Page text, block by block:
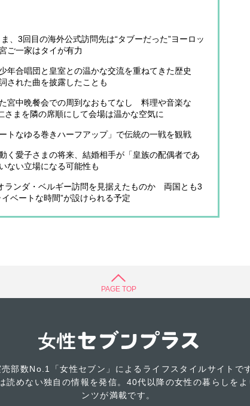
、3回目の海外公式訪問先は“タブーだった”ヨーロッ
ご一家はタイが有力
年合唱団と皇室との温かな交流を重ねてきた歴史
された曲を披露したことも
宮中晩餐会での周到なおもてなし 料理や音楽な
まを隣の席順にして会場は温かな空気に
トなゆる巻きハーフアップ」で伝統の一戦を観戦
く愛子さまの将来、結婚相手が「皇族の配偶者であ
ない立場になる可能性も
ランダ・ベルギー訪問を見据えたものか 両国とも3
ベートな時間”が設けられる予定
PAGE TOP
売部数No.1「女性セブン」によるライフスタイルサイトで
読めない独自の情報を発信。40代以降の女性の暮らしを
ンツが満載です。